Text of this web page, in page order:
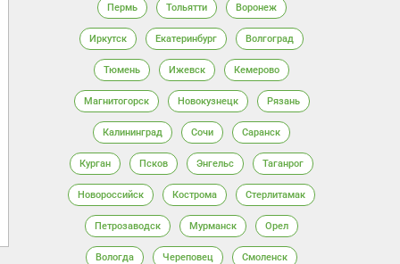
Пермь Тольятти Воронеж
Иркутск Екатеринбург Волгоград
Тюмень Ижевск Кемерово
Магнитогорск Новокузнецк Рязань
Калининград Сочи Саранск
Курган Псков Энгельс Таганрог
Новороссийск Кострома Стерлитамак
Петрозаводск Мурманск Орел
Вологда Череповец Смоленск